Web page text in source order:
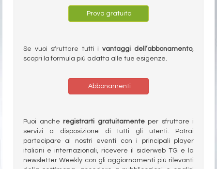
Prova gratuita
Se vuoi sfruttare tutti ivantaggi dell’abbonamento,
scopri la formula più adatta alle tue esigenze.
Abbonamenti
Puoi anche registrarti gratuitamenteper sfruttare i
servizi a disposizione di tutti gli utenti. Potrai
partecipare ai nostri eventi con i principali player
italiani e internazionali, ricevere il siderweb TG e la
newsletter Weekly con gli aggiornamenti più rilevanti